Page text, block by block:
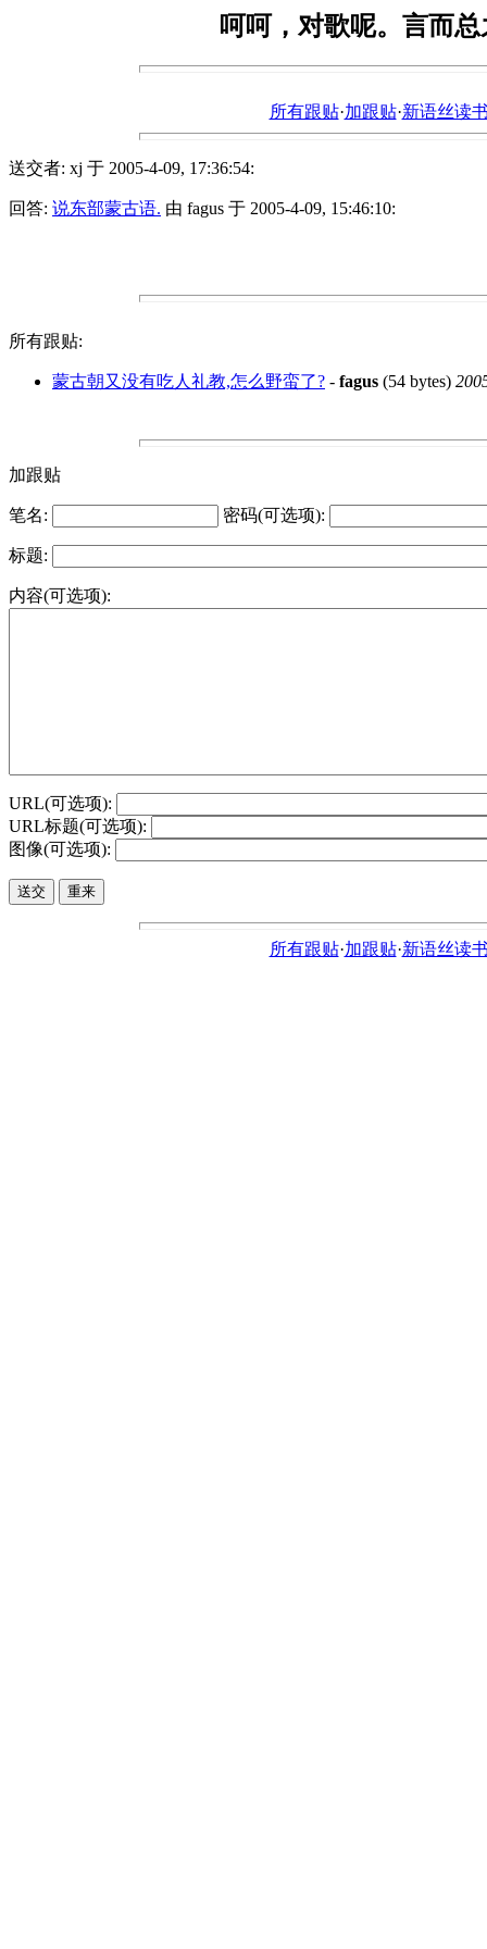
呵呵，对歌呢。言而
所有跟贴·加跟贴·新语丝读
送交者: xj 于 2005-4-09, 17:36:54:
回答: 说东部蒙古语. 由 fagus 于 2005-4-09, 15:46:10:
所有跟贴:
蒙古朝又没有吃人礼教,怎么野蛮了? - fagus (54 bytes)
加跟贴
笔名: 密码(可选项):
标题:
内容(可选项):
URL(可选项):
URL标题(可选项):
图像(可选项):
所有跟贴·加跟贴·新语丝读